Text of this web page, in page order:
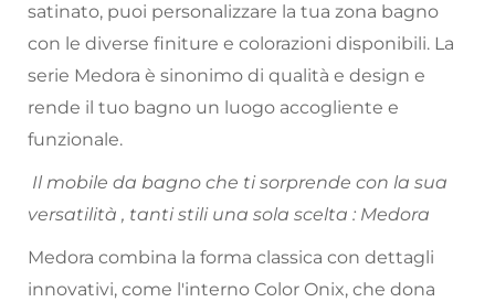
satinato, puoi personalizzare la tua zona bagno
con le diverse finiture e colorazioni disponibili. La
serie Medora è sinonimo di qualità e design e
rende il tuo bagno un luogo accogliente e
funzionale.
Il mobile da bagno che ti sorprende con la sua
versatilità , tanti stili una sola scelta : Medora
Medora combina la forma classica con dettagli
innovativi, come l'interno Color Onix, che dona